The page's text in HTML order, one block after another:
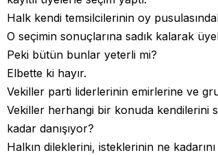
Halk kendi temsilcilerinin oy
O seçimin sonuçlarına sadık kalarak
Peki bütün bunlar yeterli mi?
Elbette ki hayır.
Vekiller parti liderlerinin emirlerine ve
Vekiller herhangi bir konuda kendilerini
kadar danışıyor?
Halkın dileklerini, isteklerinin ne